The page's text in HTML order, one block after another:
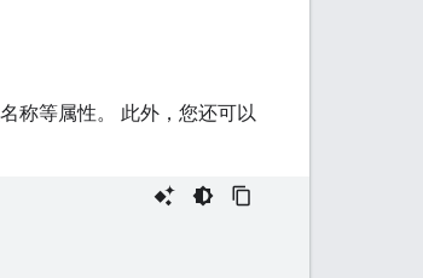
称等属性。 此外，您还可以